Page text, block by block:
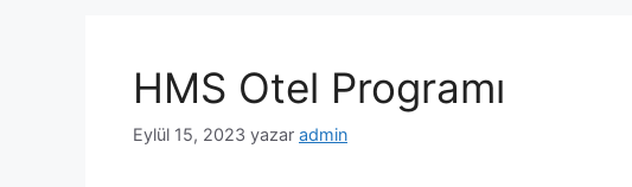
HMS Otel Programı
Eylül 15, 2023 yazar admin